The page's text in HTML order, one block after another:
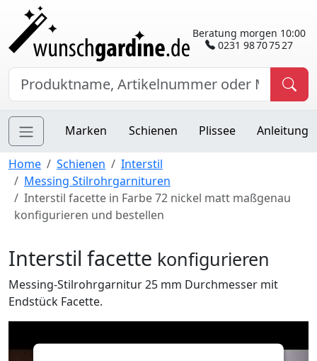
Beratung morgen 10:00
0231 98 70 75 27
Marken Schienen Plissee Anleitung
Home Schienen
Interstil
Messing Stilrohrgarnituren
Interstil facette in Farbe 72 nickel matt maßgenau
konfigurieren und bestellen
Interstil facette konfigurieren
Messing-Stilrohrgarnitur 25 mm Durchmesser mit
Endstück Facette.